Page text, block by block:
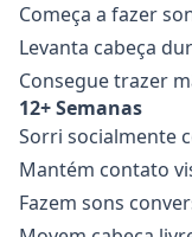
Começa a fazer
Levanta cabeça
Consegue trazer
12+ Semanas
Sorri socialmente
Mantém contato
Fazem sons